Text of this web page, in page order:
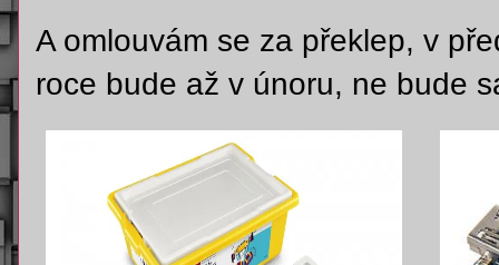
A omlouvám se za překlep, v
roce bude až v únoru, ne bude